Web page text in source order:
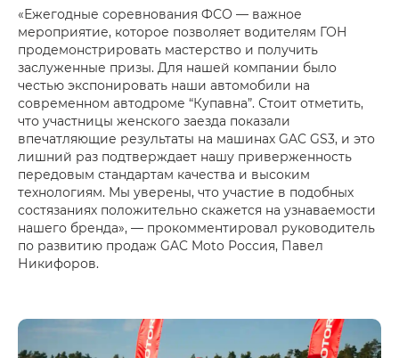
«Ежегодные соревнования ФСО — важное
мероприятие, которое позволяет водителям ГОН
продемонстрировать мастерство и получить
заслуженные призы. Для нашей компании было
честью экспонировать наши автомобили на
современном автодроме “Купавна”. Стоит отметить,
что участницы женского заезда показали
впечатляющие результаты на машинах GAC GS3, и это
лишний раз подтверждает нашу приверженность
передовым стандартам качества и высоким
технологиям. Мы уверены, что участие в подобных
состязаниях положительно скажется на узнаваемости
нашего бренда», — прокомментировал руководитель
по развитию продаж GAC Moto Россия, Павел
Никифоров.